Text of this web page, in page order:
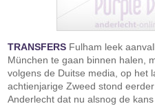
TRANSFERS Fulham leek
München te gaan binnen halen,
volgens de Duitse media, op het
achtienjarige Zweed stond
Anderlecht dat nu alsnog de